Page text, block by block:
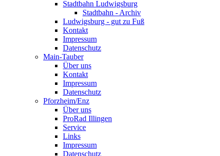
Stadtbahn Ludwigsburg
Stadtbahn - Archiv
Ludwigsburg - gut zu Fuß
Kontakt
Impressum
Datenschutz
Main-Tauber
Über uns
Kontakt
Impressum
Datenschutz
Pforzheim/Enz
Über uns
ProRad Illingen
Service
Links
Impressum
Datenschutz